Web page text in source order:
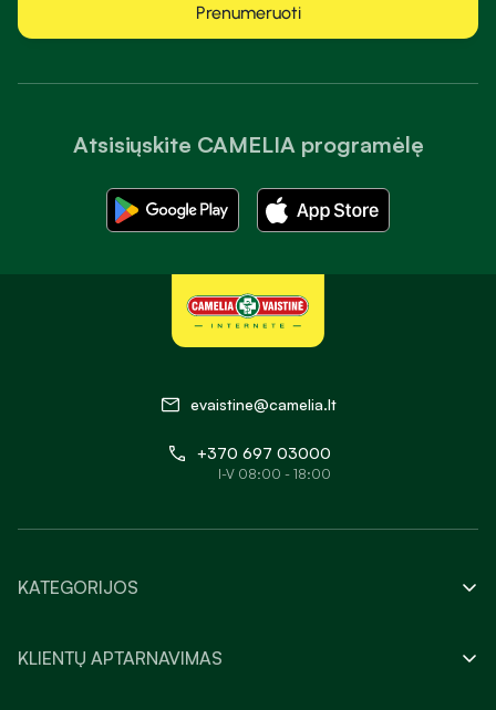
Atsisiųskite CAMELIA programėlę
Prenumeruoti
evaistine@camelia.lt
+370 697 03000
I-V 08:00 - 18:00
KATEGORIJOS
KLIENTŲ APTARNAVIMAS